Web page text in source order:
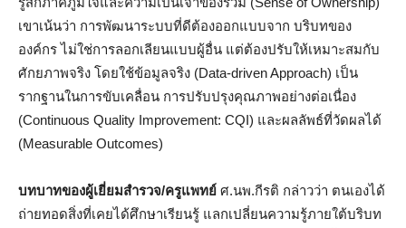
เขาเน้นว่า การพัฒนาระบบที่ดีต้องออกแบบจาก บริบทของ
องค์กร ไม่ใช่การลอกเลียนแบบผู้อื่น แต่ต้องปรับให้เหมาะสมกับ
ศักยภาพจริง โดยใช้ข้อมูลจริง (Data-driven Approach) เป็น
รากฐานในการขับเคลื่อน การปรับปรุงคุณภาพอย่างต่อเนื่อง
(Continuous Quality Improvement: CQI) และผลลัพธ์ที่วัดผลได้
(Measurable Outcomes)
บทบาทของผู้เยี่ยมสำรวจ/ครูแพทย์ ศ.นพ.กีรติ กล่าวว่า ตนเองได้
ถ่ายทอดสิ่งที่เคยได้ศึกษาเรียนรู้ แลกเปลี่ยนความรู้ภายใต้บริบท